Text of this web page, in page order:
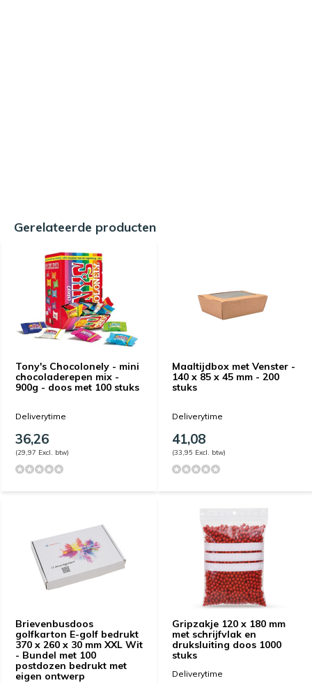
Gerelateerde producten
Tony's Chocolonely - mini
chocoladerepen mix -
900g - doos met 100 stuks
Deliverytime
36,26
(29,97 Excl. btw)
Maaltijdbox met Venster -
140 x 85 x 45 mm - 200
stuks
Deliverytime
41,08
(33,95 Excl. btw)
Brievenbusdoos
golfkarton E-golf bedrukt
370 x 260 x 30 mm XXL Wit
- Bundel met 100
postdozen bedrukt met
eigen ontwerp
Gripzakje 120 x 180 mm
met schrijfvlak en
druksluiting doos 1000
stuks
Deliverytime